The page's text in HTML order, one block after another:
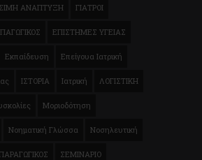
ΑΝΑΠΤΥΞΗ ΓΙΑΤΡΟΙ
ΕΠΙΣΤΗΜΕΣ ΥΓΕΙΑΣ
Εκπαίδευση Επείγουα Ιατρική
ΙΣΤΟΡΙΑ Ιατρική ΛΟΓΙΣΤΙΚΗ
Μοριοδότηση
Νοηματική Γλώσσα Νοσηλευτική
ΣΕΜΙΝΑΡΙΟ